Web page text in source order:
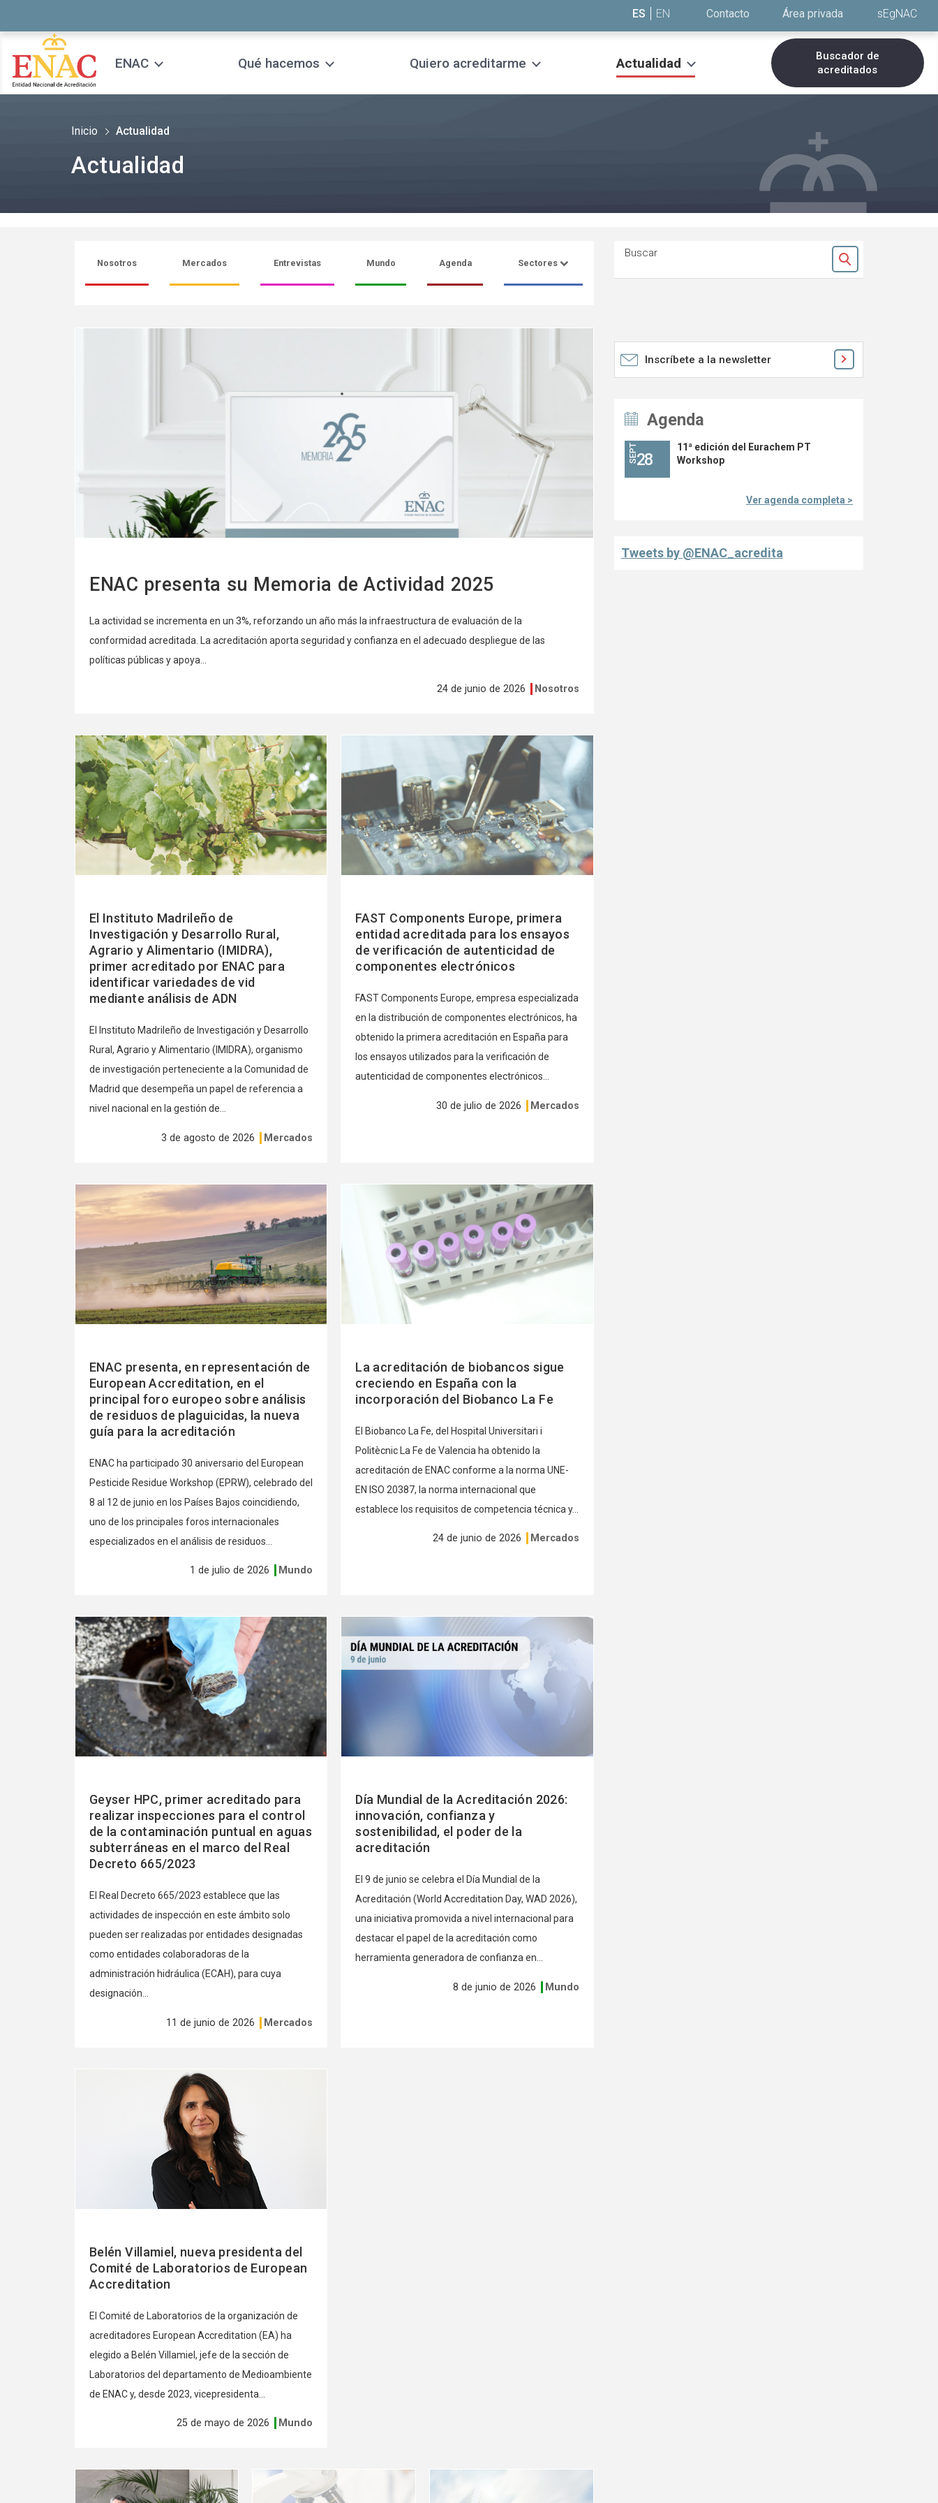
ES EN Contacto Área privada sEgNAC
ENAC Qué hacemos Quiero acreditarme Actualidad
Buscador de
acreditados
Inicio Actualidad
Actualidad
Nosotros Mercados Entrevistas Mundo Agenda Sectores
Buscar
Ok
ENAC presenta su Memoria de Actividad 2025
La actividad se incrementa en un 3%, reforzando un año más la infraestructura de evaluación de la
conformidad acreditada. La acreditación aporta seguridad y confianza en el adecuado despliegue de las
políticas públicas y apoya...
24 de junio de 2026 Nosotros
El Instituto Madrileño de
Investigación y Desarrollo Rural,
Agrario y Alimentario (IMIDRA),
primer acreditado por ENAC para
identificar variedades de vid
mediante análisis de ADN
El Instituto Madrileño de Investigación y Desarrollo
Rural, Agrario y Alimentario (IMIDRA), organismo
de investigación perteneciente a la Comunidad de
Madrid que desempeña un papel de referencia a
nivel nacional en la gestión de...
3 de agosto de 2026 Mercados
Ver
más
FAST Components Europe, primera
entidad acreditada para los ensayos
de verificación de autenticidad de
componentes electrónicos
FAST Components Europe, empresa especializada
en la distribución de componentes electrónicos, ha
obtenido la primera acreditación en España para
los ensayos utilizados para la verificación de
autenticidad de componentes electrónicos...
30 de julio de 2026 Mercados
ENAC presenta, en representación de
European Accreditation, en el
principal foro europeo sobre análisis
de residuos de plaguicidas, la nueva
guía para la acreditación
ENAC ha participado 30 aniversario del European
Pesticide Residue Workshop (EPRW), celebrado del
8 al 12 de junio en los Países Bajos coincidiendo,
uno de los principales foros internacionales
especializados en el análisis de residuos...
1 de julio de 2026 Mundo
Ver
más
La acreditación de biobancos sigue
creciendo en España con la
incorporación del Biobanco La Fe
El Biobanco La Fe, del Hospital Universitari i
Politècnic La Fe de Valencia ha obtenido la
acreditación de ENAC conforme a la norma UNE-
EN ISO 20387, la norma internacional que
establece los requisitos de competencia técnica y...
24 de junio de 2026 Mercados
Geyser HPC, primer acreditado para
realizar inspecciones para el control
de la contaminación puntual en aguas
subterráneas en el marco del Real
Decreto 665/2023
El Real Decreto 665/2023 establece que las
actividades de inspección en este ámbito solo
pueden ser realizadas por entidades designadas
como entidades colaboradoras de la
administración hidráulica (ECAH), para cuya
designación...
11 de junio de 2026 Mercados
Ver
más
Día Mundial de la Acreditación 2026:
innovación, confianza y
sostenibilidad, el poder de la
acreditación
El 9 de junio se celebra el Día Mundial de la
Acreditación (World Accreditation Day, WAD 2026),
una iniciativa promovida a nivel internacional para
destacar el papel de la acreditación como
herramienta generadora de confianza en...
8 de junio de 2026 Mundo
más
Belén Villamiel, nueva presidenta del
Comité de Laboratorios de European
Accreditation
El Comité de Laboratorios de la organización de
acreditadores European Accreditation (EA) ha
elegido a Belén Villamiel, jefe de la sección de
Laboratorios del departamento de Medioambiente
de ENAC y, desde 2023, vicepresidenta...
25 de mayo de 2026 Mundo
más
Ver
Inscríbete a la newsletter
Agenda
28
SEPT
11ª edición del Eurachem PT
Workshop
Ver agenda completa >
Tweets by @ENAC_acredita